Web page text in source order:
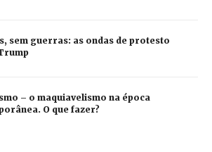
sem guerras: as ondas de protesto
– o maquiavelismo na época
O que fazer?